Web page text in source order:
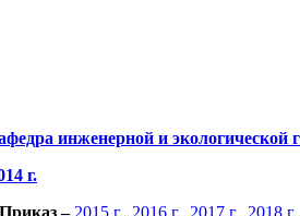
инженерной и экологической
г.
– 2015 г., 2016 г., 2017 г., 2018 г.,